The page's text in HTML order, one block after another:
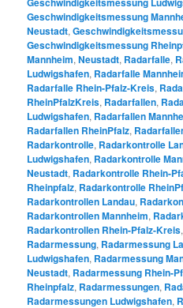
Geschwindigkeitsmessung
Neustadt,
Geschwindigkeitsmessung
Mannheim,Neustadt, Radarfalle,
Ludwigshafen, Radarfalle
Radarfalle Rhein-Pfalz-Kreis,
RheinPfalzKreis, Radarfallen,
Ludwigshafen, Radarfallen
Radarfallen RheinPfalz,
Radarkontrolle, Radarkontrolle
Ludwigshafen, Radarkontrolle
Neustadt, Radarkontrolle Rhein-
Rheinpfalz, Radarkontrolle
Radarkontrollen Landau,
Radarkontrollen Mannheim,
Radarkontrollen Rhein-Pfalz-Kreis,
Radarmessung, Radarmessung
Ludwigshafen, Radarmessung
Neustadt, Radarmessung Rhein-
Rheinpfalz, Radarmessungen,
Radarmessungen Ludwigshafen,